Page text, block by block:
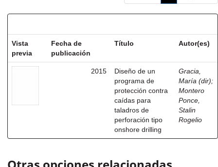
Vista
previa
Fecha de
publicación
Título Autor(es)
2015
Diseño de un
programa de
protección contra
caídas para
taladros de
perforación tipo
onshore drilling
Gracia,
María (dir);
Montero
Ponce,
Stalin
Rogelio